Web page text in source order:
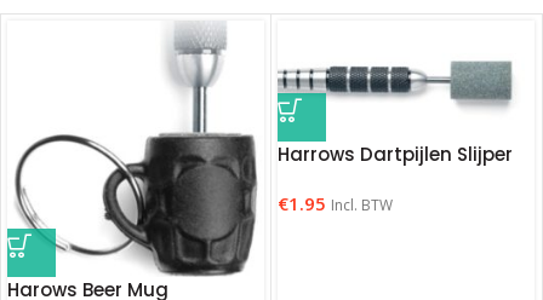
Harows Beer Mug
Harrows Dartpijlen Slijper
€1.95 Incl. BTW